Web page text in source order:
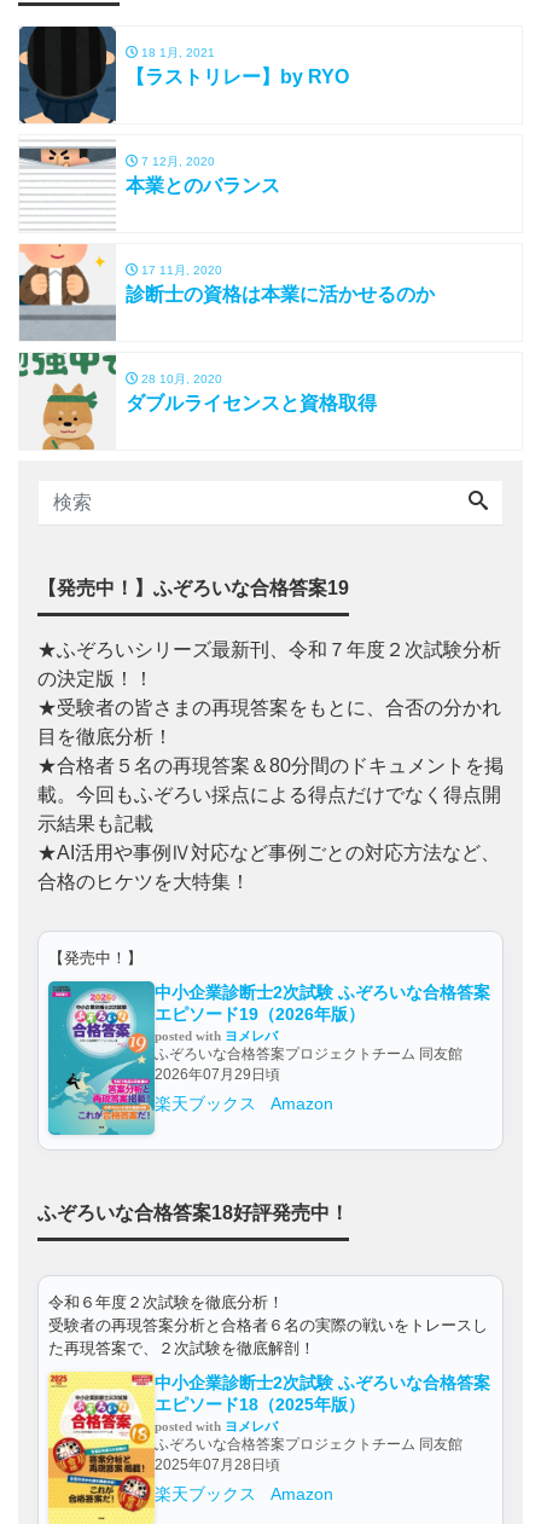
18 1月, 2021
【ラストリレー】by RYO
7 12月, 2020
本業とのバランス
17 11月, 2020
診断士の資格は本業に活かせるのか
28 10月, 2020
ダブルライセンスと資格取得
【発売中！】ふぞろいな合格答案19
★ふぞろいシリーズ最新刊、令和７年度２次試験分析
の決定版！！
★受験者の皆さまの再現答案をもとに、合否の分かれ
目を徹底分析！
★合格者５名の再現答案＆80分間のドキュメントを掲
載。今回もふぞろい採点による得点だけでなく得点開
示結果も記載
★AI活用や事例Ⅳ対応など事例ごとの対応方法など、
合格のヒケツを大特集！
【発売中！】
中小企業診断士2次試験 ふぞろいな合格答案
エピソード19（2026年版）
posted with ヨメレバ
ふぞろいな合格答案プロジェクトチーム 同友館
2026年07月29日頃
楽天ブックス Amazon
ふぞろいな合格答案18好評発売中！
令和６年度２次試験を徹底分析！
受験者の再現答案分析と合格者６名の実際の戦いをトレースし
た再現答案で、２次試験を徹底解剖！
中小企業診断士2次試験 ふぞろいな合格答案
エピソード18（2025年版）
posted with ヨメレバ
ふぞろいな合格答案プロジェクトチーム 同友館
2025年07月28日頃
楽天ブックス Amazon